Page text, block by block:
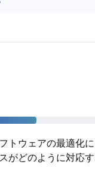
トウェアの最適化
がどのように対応